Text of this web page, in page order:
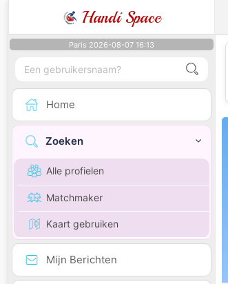
Handi Space
Paris 2026-08-07 16:13
Home
Zoeken
Alle profielen
Matchmaker
Kaart gebruiken
Mijn Berichten